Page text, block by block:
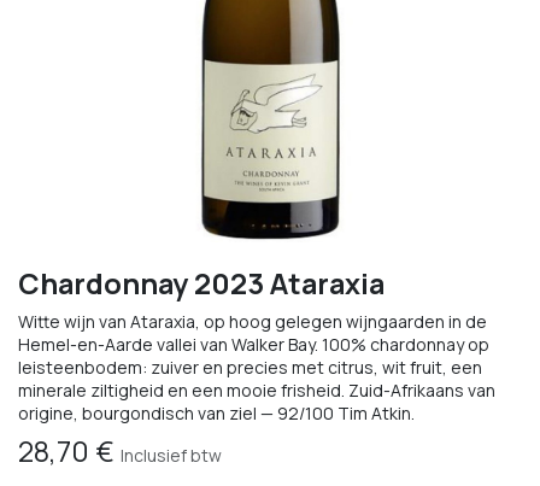
Chardonnay 2023 Ataraxia
Witte wijn van Ataraxia, op hoog gelegen wijngaarden in de
Hemel-en-Aarde vallei van Walker Bay. 100% chardonnay op
leisteenbodem: zuiver en precies met citrus, wit fruit, een
minerale ziltigheid en een mooie frisheid. Zuid-Afrikaans van
origine, bourgondisch van ziel — 92/100 Tim Atkin.
28,70 € Inclusief btw